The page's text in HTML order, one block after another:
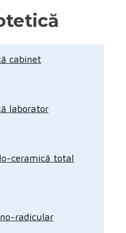
cabinet
laborator
ceramică total
radicular